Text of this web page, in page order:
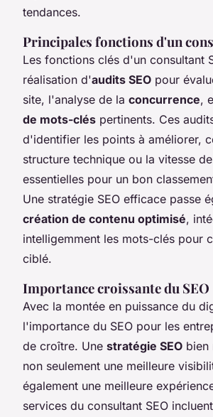
tendances.
Principales fonctions d'un
Les fonctions clés d'un consultant
réalisation d'audits SEO pour
site, l'analyse de la concurrence,
de mots-clés pertinents. Ces
d'identifier les points à améliorer,
structure technique ou la vitesse
essentielles pour un bon
Une stratégie SEO efficace passe
création de contenu optimisé,
intelligemment les mots-clés pour
ciblé.
Importance croissante du SEO
Avec la montée en puissance du
l'importance du SEO pour les
de croître. Une stratégie SEO bien
non seulement une meilleure
également une meilleure
services du consultant SEO